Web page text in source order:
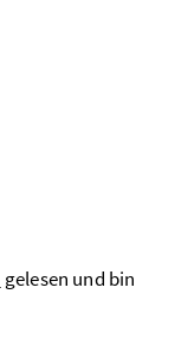
gelesen und bin